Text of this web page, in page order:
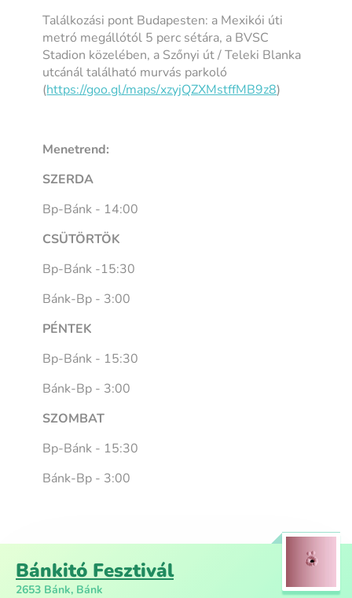
Találkozási pont Budapesten: a Mexikói úti
metró megállótól 5 perc sétára, a BVSC
Stadion közelében, a Szőnyi út / Teleki Blanka
utcánál található murvás parkoló
(https://goo.gl/maps/xzyjQZXMstffMB9z8)
Menetrend:
SZERDA
Bp-Bánk - 14:00
CSÜTÖRTÖK
Bp-Bánk -15:30
Bánk-Bp - 3:00
PÉNTEK
Bp-Bánk - 15:30
Bánk-Bp - 3:00
SZOMBAT
Bp-Bánk - 15:30
Bánk-Bp - 3:00
Bánkitó Fesztivál
2653 Bánk, Bánk